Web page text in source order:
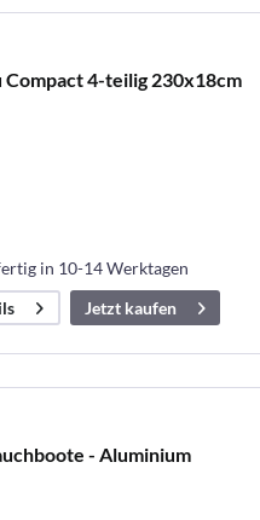
Compact 4-teilig 230x18cm
in 10-14 Werktagen
Jetzt kaufen
- Aluminium